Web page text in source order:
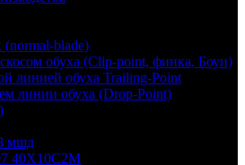
blade)
обуха (Clip-point, финка, Боуи)
линией обуха Trailing-Point
линии обуха (Drop-Point)
мшд
40Х10С2М